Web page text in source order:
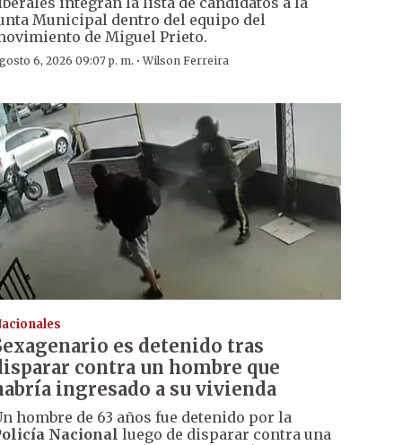
Municipal dentro del equipo del
de Miguel Prieto.
6, 2026 09:07 p. m. ·Wilson Ferreira
es detenido tras
contra un hombre que
ingresado a su vivienda
hombre de 63 años fue detenido por la
Nacional luego de disparar contra una